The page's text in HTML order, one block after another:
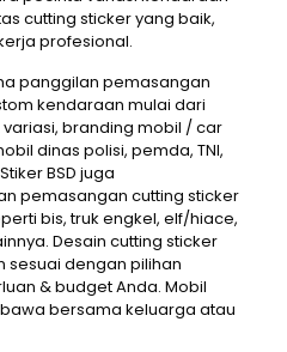
cutting sticker yang baik,
profesional.
panggilan pemasangan
kendaraan mulai dari
branding mobil / car
dinas polisi, pemda, TNI,
BSD juga
pemasangan cutting sticker
bis, truk engkel, elf/hiace,
Desain cutting sticker
sesuai dengan pilihan
& budget Anda. Mobil
bersama keluarga atau